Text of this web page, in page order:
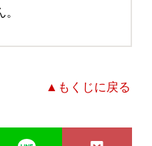
▲もくじに戻る